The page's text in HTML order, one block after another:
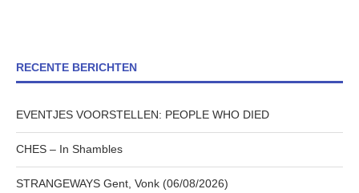
RECENTE BERICHTEN
EVENTJES VOORSTELLEN: PEOPLE WHO DIED
CHES – In Shambles
STRANGEWAYS Gent, Vonk (06/08/2026)